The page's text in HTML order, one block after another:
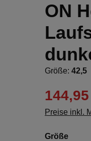
ON
Größe: 42,5
Preise inkl.
Größe